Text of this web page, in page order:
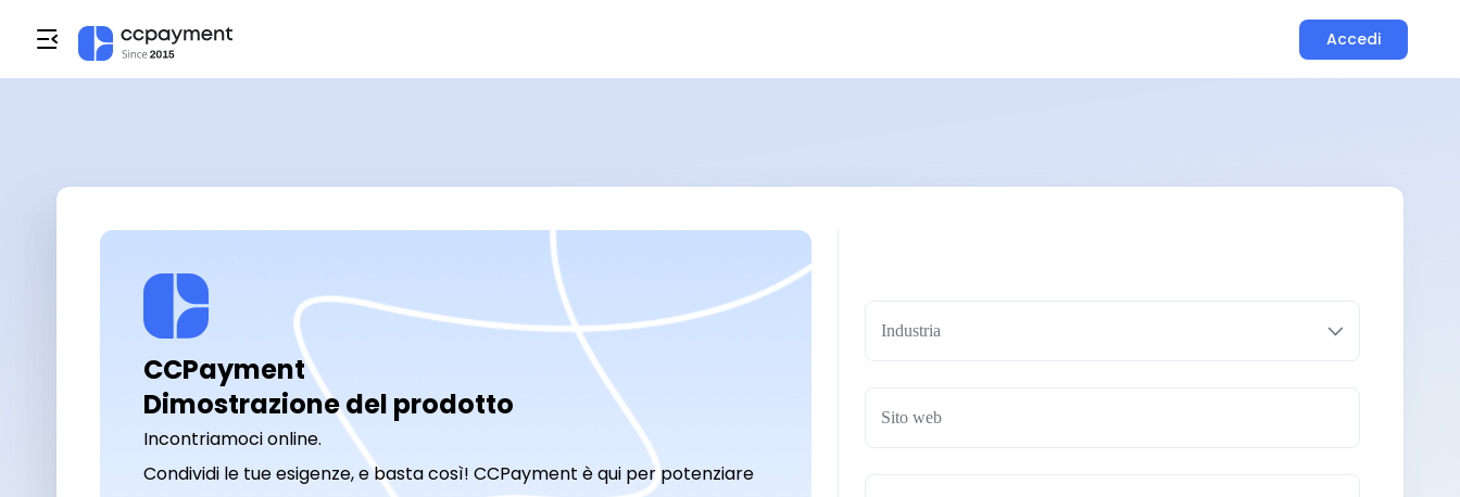
Accedi
CCPayment
Dimostrazione del prodotto
Incontriamoci online.
Condividi le tue esigenze, e basta così! CCPayment è qui per potenziare
Industria